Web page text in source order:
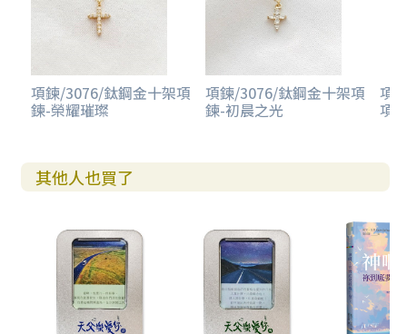
項鍊/3076/鈦鋼金十架項
鍊-榮耀璀璨
項鍊/3076/鈦鋼金十架項
鍊-初晨之光
項
項
其他人也買了